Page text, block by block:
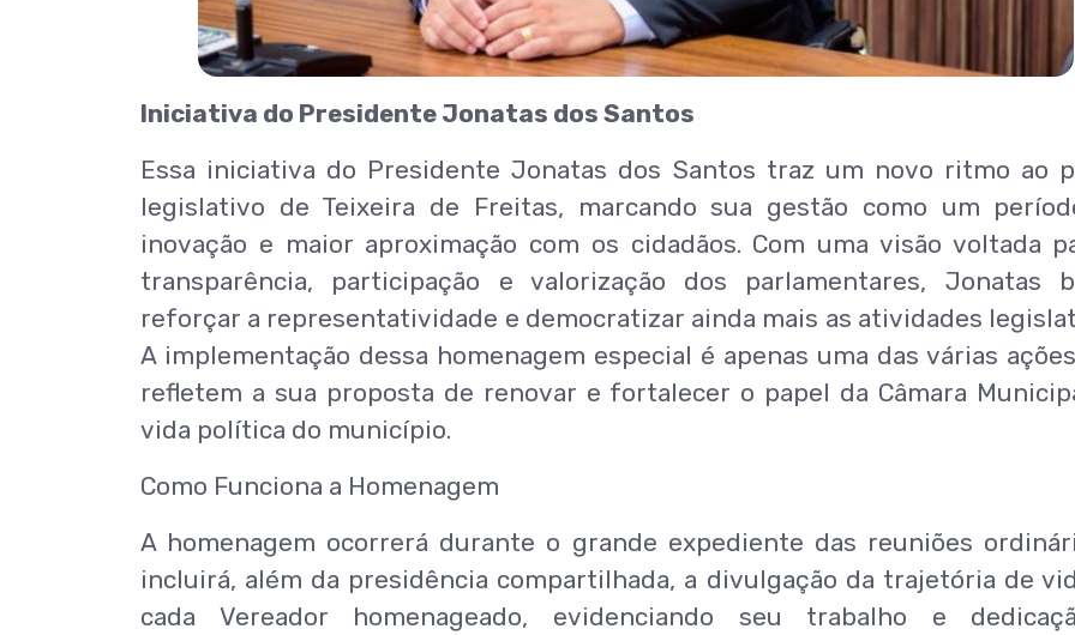
Iniciativa do Presidente Jonatas dos Santos
Essa iniciativa do Presidente Jonatas dos Santos traz um novo ritmo ao
legislativo de Teixeira de Freitas, marcando sua gestão como um
inovação e maior aproximação com os cidadãos. Com uma visão voltada
transparência, participação e valorização dos parlamentares, Jonatas
reforçar a representatividade e democratizar ainda mais as atividades
A implementação dessa homenagem especial é apenas uma das várias
refletem a sua proposta de renovar e fortalecer o papel da Câmara
vida política do município.
Como Funciona a Homenagem
A homenagem ocorrerá durante o grande expediente das reuniões
incluirá, além da presidência compartilhada, a divulgação da trajetória de
cada Vereador homenageado, evidenciando seu trabalho e